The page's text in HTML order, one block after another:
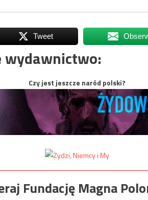
Tweet
wydawnictwo:
Czy jest jeszcze naród polski?
Fundację Magna